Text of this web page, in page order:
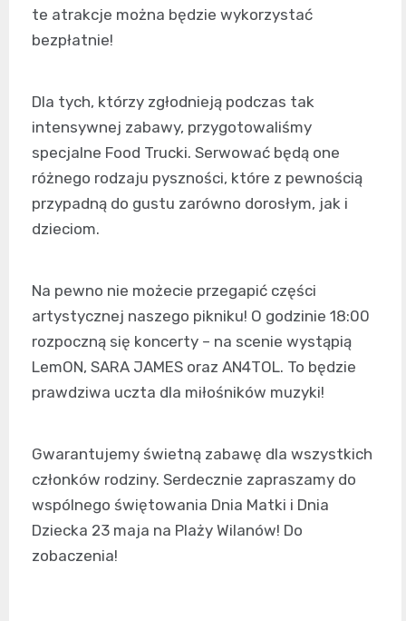
te atrakcje można będzie wykorzystać
bezpłatnie!
Dla tych, którzy zgłodnieją podczas tak
intensywnej zabawy, przygotowaliśmy
specjalne Food Trucki. Serwować będą one
różnego rodzaju pyszności, które z pewnością
przypadną do gustu zarówno dorosłym, jak i
dzieciom.
Na pewno nie możecie przegapić części
artystycznej naszego pikniku! O godzinie 18:00
rozpoczną się koncerty – na scenie wystąpią
LemON, SARA JAMES oraz AN4TOL. To będzie
prawdziwa uczta dla miłośników muzyki!
Gwarantujemy świetną zabawę dla wszystkich
członków rodziny. Serdecznie zapraszamy do
wspólnego świętowania Dnia Matki i Dnia
Dziecka 23 maja na Plaży Wilanów! Do
zobaczenia!